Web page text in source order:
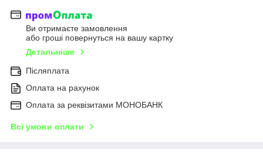
Ви отримаєте замовлення
або гроші повернуться на вашу картку
Детальніше
Післяплата
Оплата на рахунок
Оплата за реквізитами МОНОБАНК
Всі умови оплати